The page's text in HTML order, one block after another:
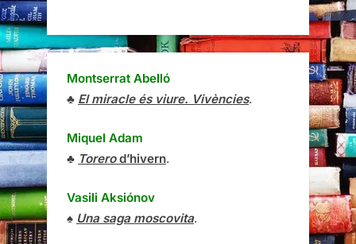
Montserrat Abelló
♣ El miracle és viure. Vivències.
Miquel Adam
♣ Torerod’hivern.
Vasili Aksiónov
♠ Una saga moscovita.